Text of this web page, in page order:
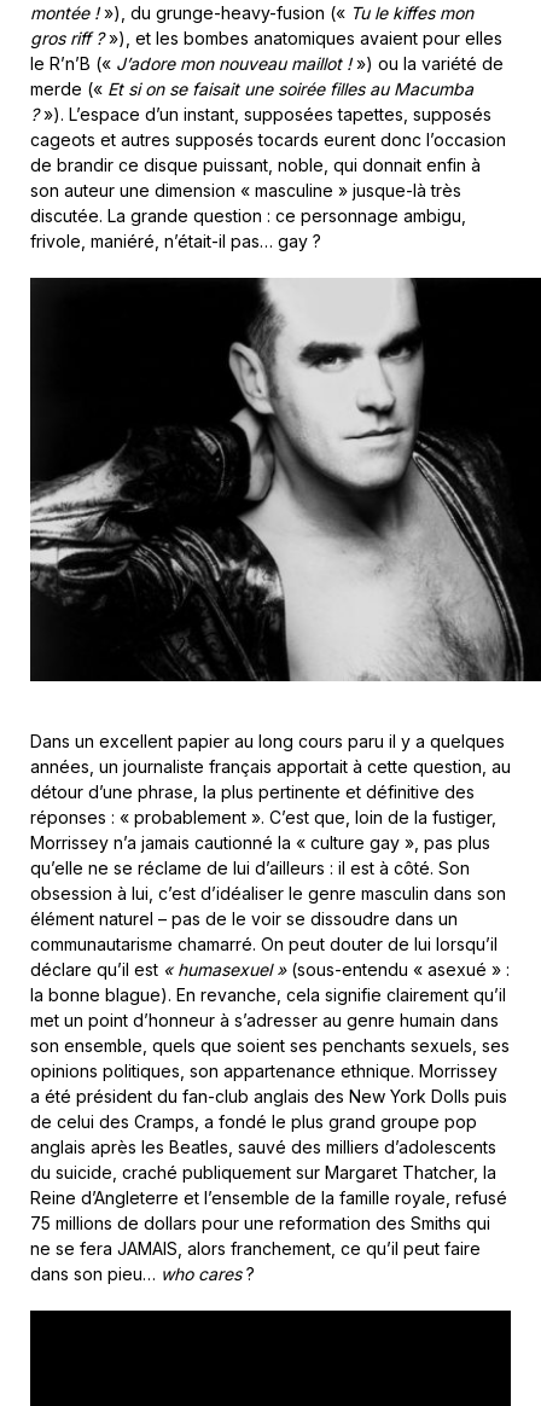
montée !»), du grunge-heavy-fusion (« Tu le kiffes mon
gros riff ?»), et les bombes anatomiques avaient pour elles
le R’n’B (« J’adore mon nouveau maillot !») ou la variété de
merde (« Et si on se faisait une soirée filles au Macumba
?»). L’espace d’un instant, supposées tapettes, supposés
cageots et autres supposés tocards eurent donc l’occasion
de brandir ce disque puissant, noble, qui donnait enfin à
son auteur une dimension « masculine » jusque-là très
discutée. La grande question : ce personnage ambigu,
frivole, maniéré, n’était-il pas… gay ?
Dans un excellent papier au long cours paru il y a quelques
années, un journaliste français apportait à cette question, au
détour d’une phrase, la plus pertinente et définitive des
réponses : « probablement ». C’est que, loin de la fustiger,
Morrissey n’a jamais cautionné la « culture gay », pas plus
qu’elle ne se réclame de lui d’ailleurs : il est à côté. Son
obsession à lui, c’est d’idéaliser le genre masculin dans son
élément naturel – pas de le voir se dissoudre dans un
communautarisme chamarré. On peut douter de lui lorsqu’il
déclare qu’il est « humasexuel »(sous-entendu « asexué » :
la bonne blague). En revanche, cela signifie clairement qu’il
met un point d’honneur à s’adresser au genre humain dans
son ensemble, quels que soient ses penchants sexuels, ses
opinions politiques, son appartenance ethnique. Morrissey
a été président du fan-club anglais des New York Dolls puis
de celui des Cramps, a fondé le plus grand groupe pop
anglais après les Beatles, sauvé des milliers d’adolescents
du suicide, craché publiquement sur Margaret Thatcher, la
Reine d’Angleterre et l’ensemble de la famille royale, refusé
75 millions de dollars pour une reformation des Smiths qui
ne se fera JAMAIS, alors franchement, ce qu’il peut faire
dans son pieu… who cares?